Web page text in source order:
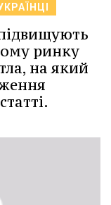
ринку
на який